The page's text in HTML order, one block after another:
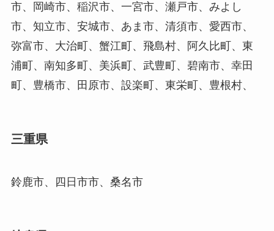
市、岡崎市、稲沢市、一宮市、瀬戸市、みよし
市、知立市、安城市、あま市、清須市、愛西市、
弥富市、大治町、蟹江町、飛島村、阿久比町、東
浦町、南知多町、美浜町、武豊町、碧南市、幸田
町、豊橋市、田原市、設楽町、東栄町、豊根村、
三重県
鈴鹿市、四日市市、桑名市